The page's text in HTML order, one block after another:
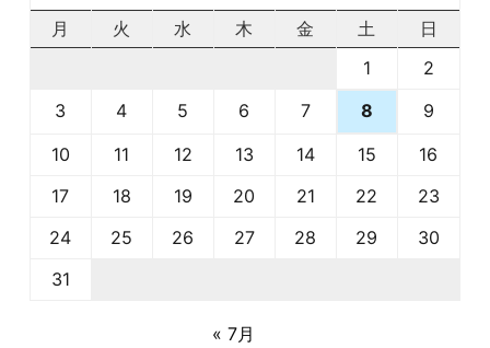
月
火 水 木 金 土
日
1
2
3
4 5 6 7 8
9
10
11 12 13 14 15
16
17
18 19 20 21 22
23
24
25 26 27 28 29
30
31
« 7月